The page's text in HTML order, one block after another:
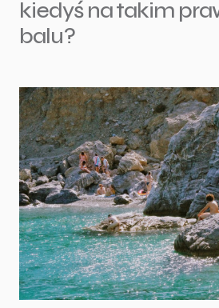
kiedyś na takim
balu?